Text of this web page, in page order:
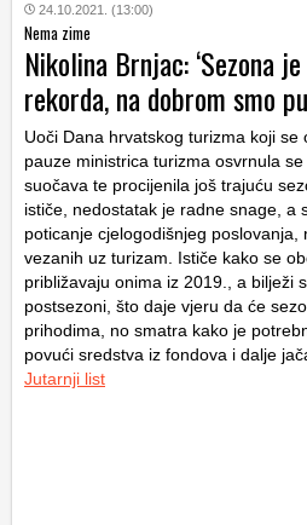
24.10.2021. (13:00)
Nema zime
Nikolina Brnjac: ‘Sezona
rekorda, na dobrom smo
Uoči Dana hrvatskog turizma koji
pauze ministrica turizma osvrnula
suočava te procijenila još trajuću
ističe, nedostatak je radne snage, a
poticanje cjelogodišnjeg poslovanja,
vezanih uz turizam. Ističe kako se
približavaju onima iz 2019., a bilježi
postsezoni, što daje vjeru da će
prihodima, no smatra kako je
povući sredstva iz fondova i dalje
Jutarnji list